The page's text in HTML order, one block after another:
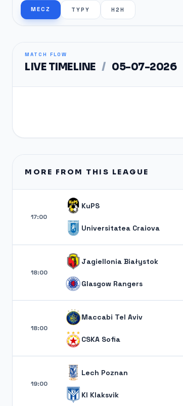
MECZ TYPY H2H
MATCH FLOW
LIVE TIMELINE / 05-07-2026
MORE FROM THIS LEAGUE
17:00
KuPS
Universitatea Craiova
18:00
Jagiellonia Białystok
Glasgow Rangers
18:00
Maccabi Tel Aviv
CSKA Sofia
19:00
Lech Poznan
KI Klaksvik